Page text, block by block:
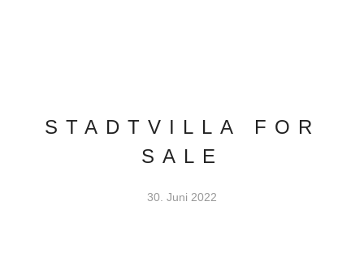
STADTVILLA FOR
SALE
30. Juni 2022